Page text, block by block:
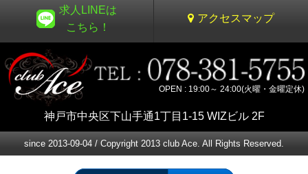
求人LINEは
こちら！
アクセスマップ
OPEN : 19:00～ 24:00(火曜・金曜定休)
神戸市中央区下山手通1丁目1-15 WIZビル 2F
since 2013-09-04 / Copyright 2013 club Ace. All Rights Reserved.